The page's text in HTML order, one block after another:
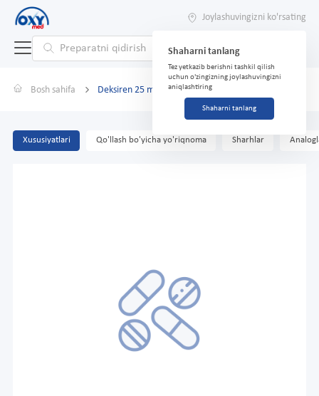
Joylashuvingizni ko'rsating
Shaharni tanlang
Tez yetkazib berishni tashkil qilish
uchun o'zingizning joylashuvingizni
aniqlashtiring
Shaharni tanlang
Bosh sahifa Deksiren 25 mg №20 tabletka
Xususiyatlari Qo'llash bo'yicha yo'riqnoma Sharhlar